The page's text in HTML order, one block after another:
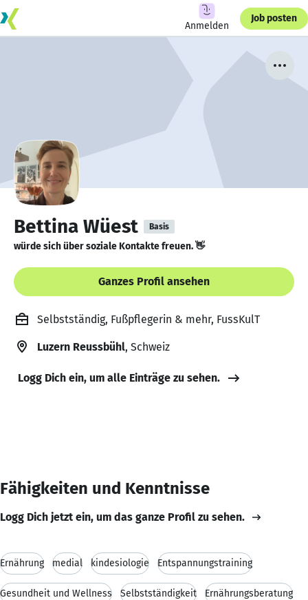
Anmelden
Job posten
Bettina Wüest Basis
würde sich über soziale Kontakte freuen. 👋
Ganzes Profil ansehen
Selbstständig, Fußpflegerin & mehr, FussKulT
Luzern Reussbühl, Schweiz
Logg Dich ein, um alle Einträge zu sehen.
Fähigkeiten und Kenntnisse
Logg Dich jetzt ein, um das ganze Profil zu sehen.
Ernährung medial kindesiologie Entspannungstraining
Gesundheit und Wellness Selbstständigkeit Ernährungsberatung